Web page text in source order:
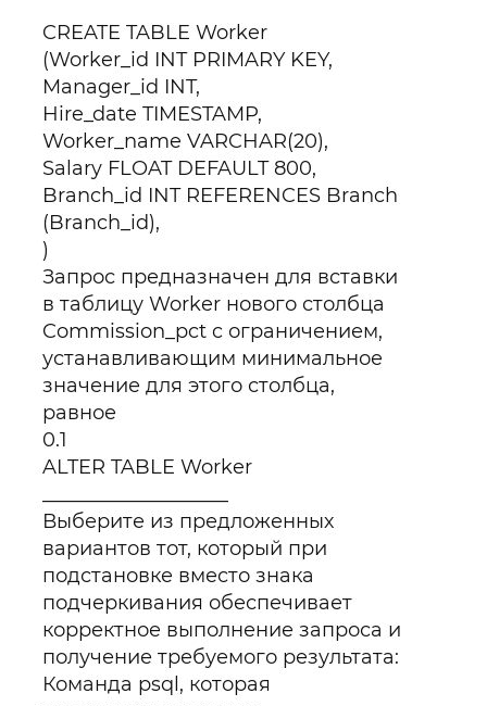
CREATE TABLE Worker
(Worker_id INT PRIMARY KEY,
Manager_id INT,
Hire_date TIMESTAMP,
Worker_name VARCHAR(20),
Salary FLOAT DEFAULT 800,
Branch_id INT REFERENCES Branch
(Branch_id),
)
Запрос предназначен для вставки
в таблицу Worker нового столбца
Commission_pct c ограничением,
устанавливающим минимальное
значение для этого столбца,
равное
0.1
ALTER TABLE Worker
Выберите из предложенных
вариантов тот, который при
подстановке вместо знака
подчеркивания обеспечивает
корректное выполнение запроса и
получение требуемого результата:
Команда psql, которая